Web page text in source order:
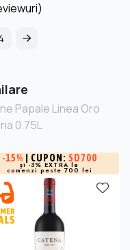
Papale Linea Oro
0.75L
-15% | CUPON: SD700
și -3% EXTRA la
comenzi peste 700 lei